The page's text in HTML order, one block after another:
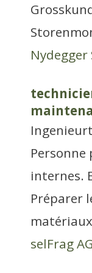
Nydegger
internes.
Préparer
selFrag AG